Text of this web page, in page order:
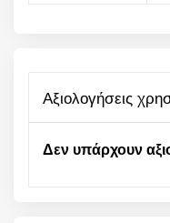
αξιολογήσεις
Δεν υπάρχουν